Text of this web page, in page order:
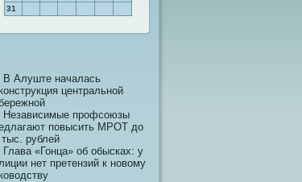
31
В Алуште началась
центральной
Независимые профсоюзы
повысить МРОТ до
рублей
Глава «Гонца» об обысках: у
нет претензий к новому